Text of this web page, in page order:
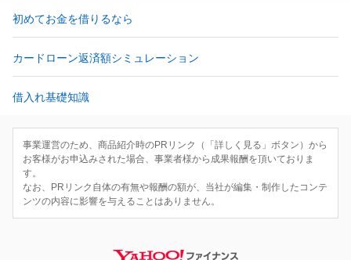
初めてお金を借りるなら
カードローン返済額シミュレーション
借入れ基礎知識
事業運営のため、商品紹介時のPRリンク（「詳しく見る」ボタン）から
お客様がお申込みされた場合、事業者様から成果報酬を頂いておりま
す。
なお、PRリンク自体の有無や報酬の額が、当社が編集・制作したコンテ
ンツの内容に影響を与えることはありません。